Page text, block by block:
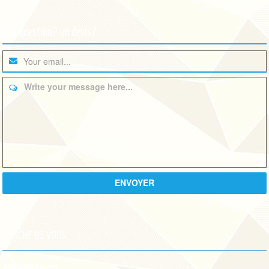
Write your message here...
ENVOYER